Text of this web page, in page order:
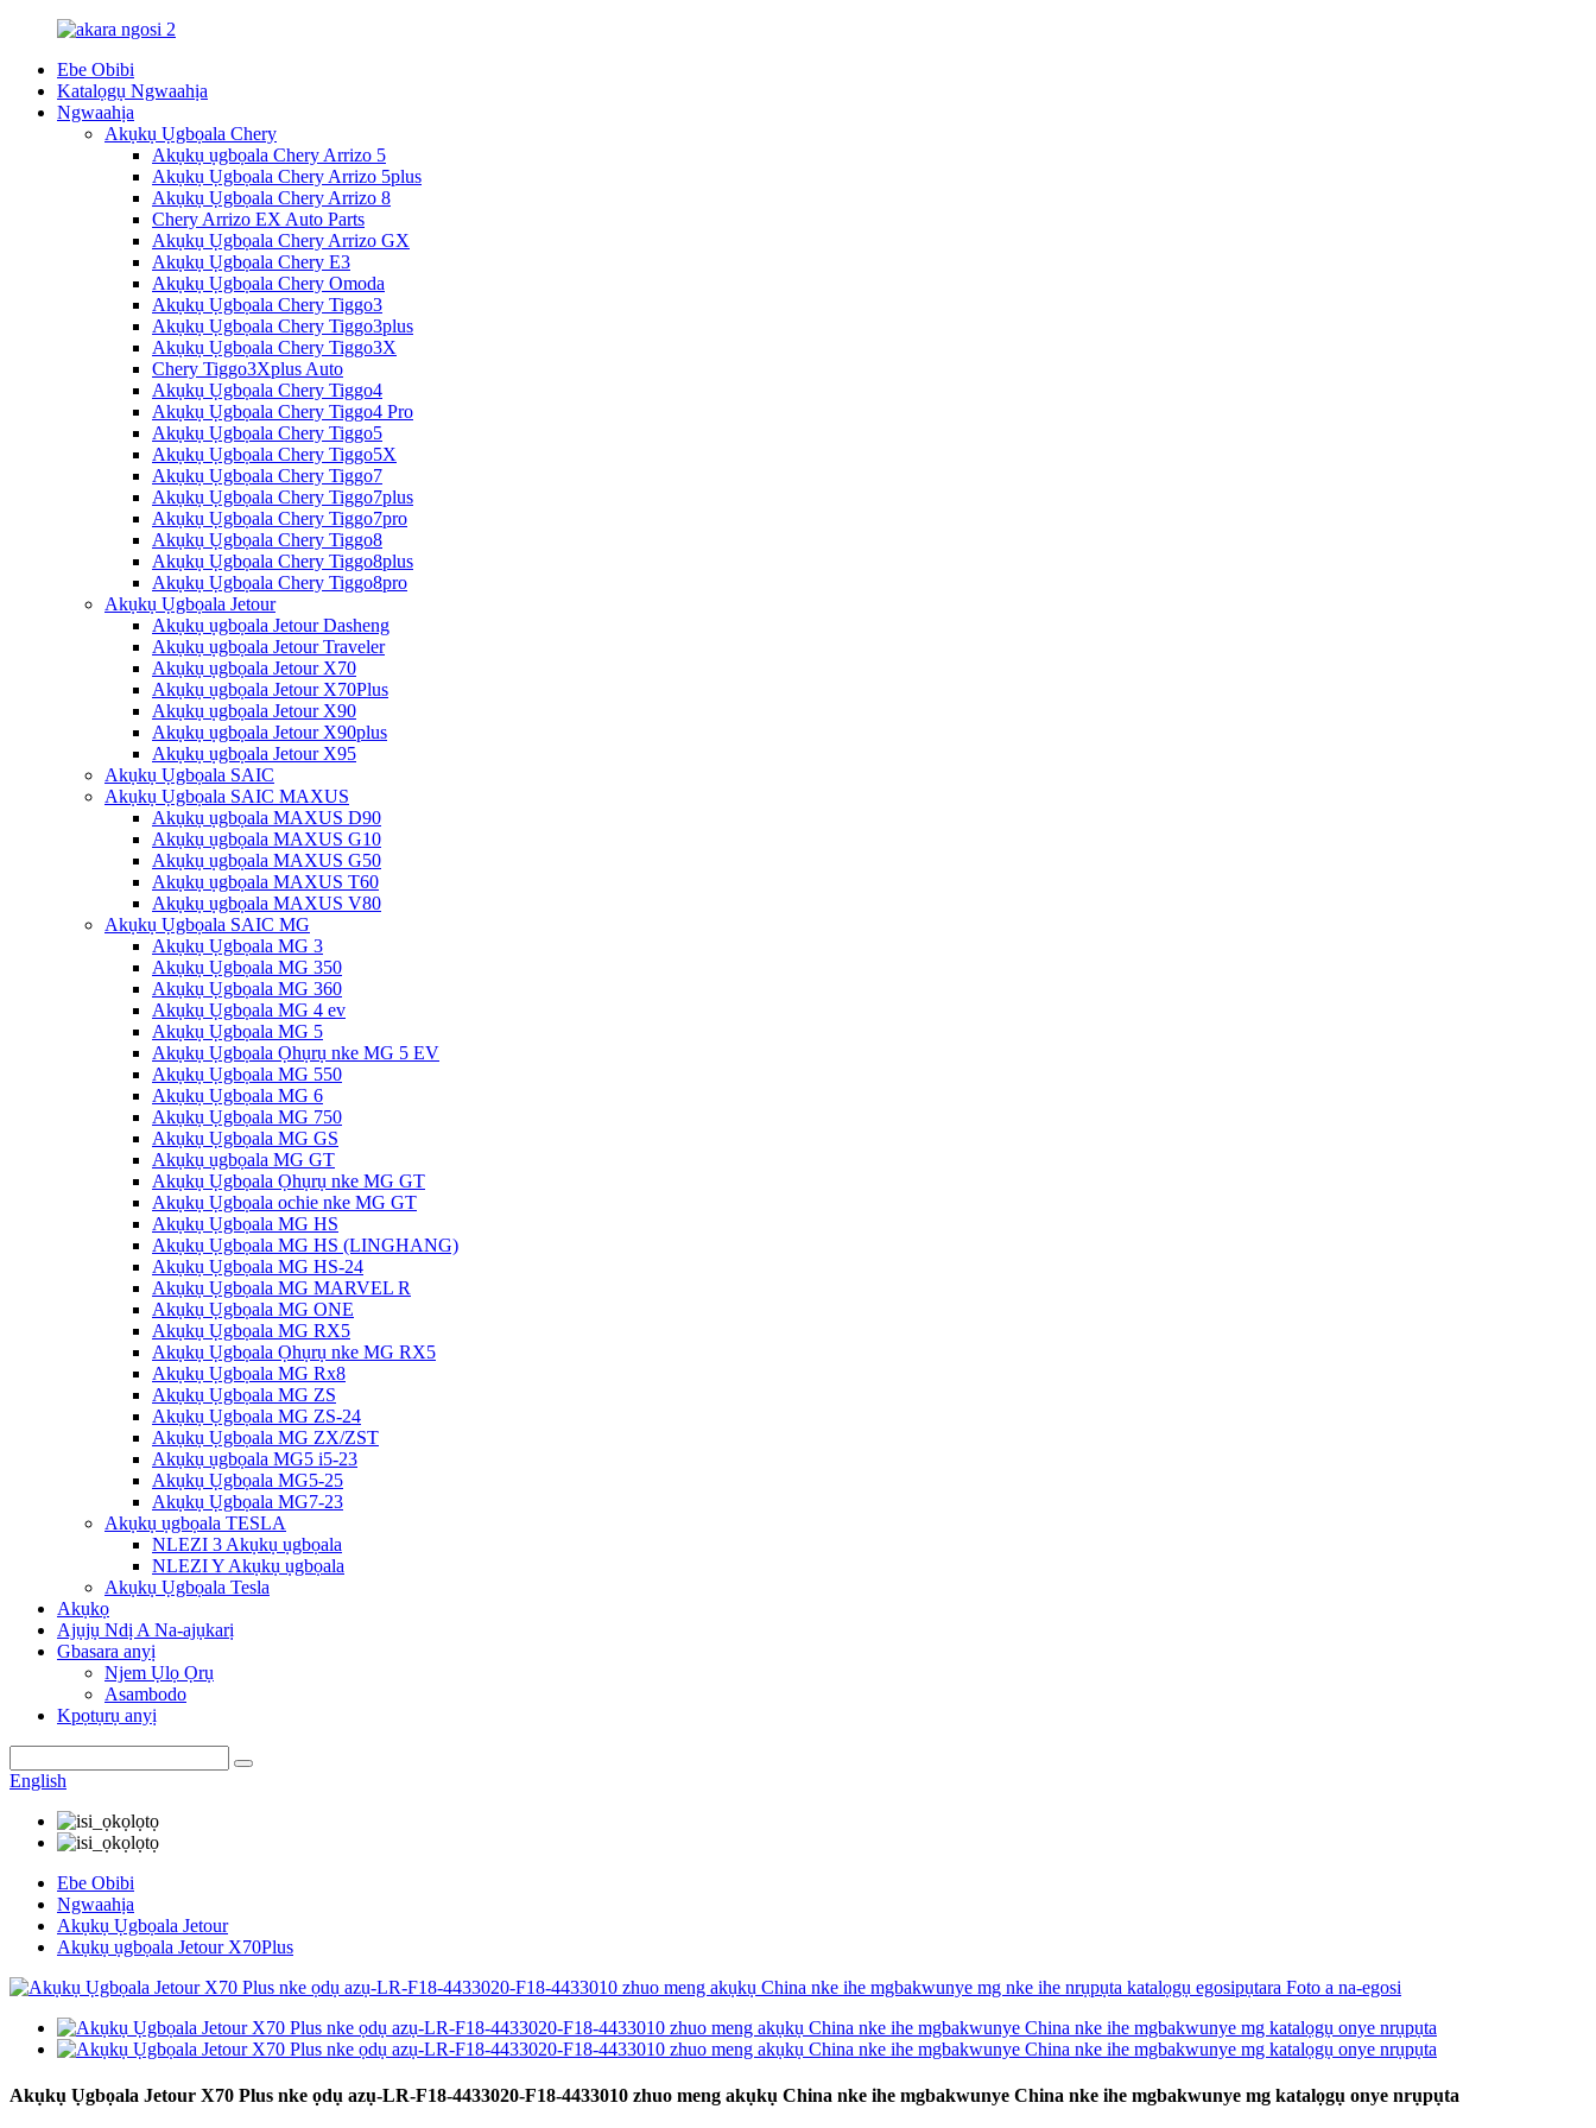
Ebe Obibi
Katalọgụ Ngwaahịa
Ngwaahịa
Akụkụ Ụgbọala Chery
Akụkụ ụgbọala Chery Arrizo 5
Akụkụ Ụgbọala Chery Arrizo 5plus
Akụkụ Ụgbọala Chery Arrizo 8
Chery Arrizo EX Auto Parts
Akụkụ Ụgbọala Chery Arrizo GX
Akụkụ Ụgbọala Chery E3
Akụkụ Ụgbọala Chery Omoda
Akụkụ Ụgbọala Chery Tiggo3
Akụkụ Ụgbọala Chery Tiggo3plus
Akụkụ Ụgbọala Chery Tiggo3X
Chery Tiggo3Xplus Auto
Akụkụ Ụgbọala Chery Tiggo4
Akụkụ Ụgbọala Chery Tiggo4 Pro
Akụkụ Ụgbọala Chery Tiggo5
Akụkụ Ụgbọala Chery Tiggo5X
Akụkụ Ụgbọala Chery Tiggo7
Akụkụ Ụgbọala Chery Tiggo7plus
Akụkụ Ụgbọala Chery Tiggo7pro
Akụkụ Ụgbọala Chery Tiggo8
Akụkụ Ụgbọala Chery Tiggo8plus
Akụkụ Ụgbọala Chery Tiggo8pro
Akụkụ Ụgbọala Jetour
Akụkụ ụgbọala Jetour Dasheng
Akụkụ ụgbọala Jetour Traveler
Akụkụ ụgbọala Jetour X70
Akụkụ ụgbọala Jetour X70Plus
Akụkụ ụgbọala Jetour X90
Akụkụ ụgbọala Jetour X90plus
Akụkụ ụgbọala Jetour X95
Akụkụ Ụgbọala SAIC
Akụkụ Ụgbọala SAIC MAXUS
Akụkụ ụgbọala MAXUS D90
Akụkụ ụgbọala MAXUS G10
Akụkụ ụgbọala MAXUS G50
Akụkụ ụgbọala MAXUS T60
Akụkụ ụgbọala MAXUS V80
Akụkụ Ụgbọala SAIC MG
Akụkụ Ụgbọala MG 3
Akụkụ Ụgbọala MG 350
Akụkụ Ụgbọala MG 360
Akụkụ Ụgbọala MG 4 ev
Akụkụ Ụgbọala MG 5
Akụkụ Ụgbọala Ọhụrụ nke MG 5 EV
Akụkụ Ụgbọala MG 550
Akụkụ Ụgbọala MG 6
Akụkụ Ụgbọala MG 750
Akụkụ Ụgbọala MG GS
Akụkụ ụgbọala MG GT
Akụkụ Ụgbọala Ọhụrụ nke MG GT
Akụkụ Ụgbọala ochie nke MG GT
Akụkụ Ụgbọala MG HS
Akụkụ Ụgbọala MG HS (LINGHANG)
Akụkụ Ụgbọala MG HS-24
Akụkụ Ụgbọala MG MARVEL R
Akụkụ Ụgbọala MG ONE
Akụkụ Ụgbọala MG RX5
Akụkụ Ụgbọala Ọhụrụ nke MG RX5
Akụkụ Ụgbọala MG Rx8
Akụkụ Ụgbọala MG ZS
Akụkụ Ụgbọala MG ZS-24
Akụkụ Ụgbọala MG ZX/ZST
Akụkụ ụgbọala MG5 i5-23
Akụkụ Ụgbọala MG5-25
Akụkụ Ụgbọala MG7-23
Akụkụ ụgbọala TESLA
NLEZI 3 Akụkụ ụgbọala
NLEZI Y Akụkụ ụgbọala
Akụkụ Ụgbọala Tesla
Akụkọ
Ajụjụ Ndị A Na-ajụkarị
Gbasara anyị
Njem Ụlọ Ọrụ
Asambodo
Kpọtụrụ anyị
English
Ebe Obibi
Ngwaahịa
Akụkụ Ụgbọala Jetour
Akụkụ ụgbọala Jetour X70Plus
Akụkụ Ụgbọala Jetour X70 Plus nke ọdụ azụ-LR-F18-4433020-F18-4433010 zhuo meng akụkụ China nke ihe mgbakwunye China nke ihe mgbakwunye mg katalọgụ onye nrụpụta